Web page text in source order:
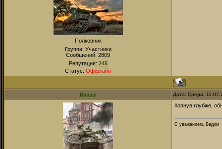
Полковник
Группа: Участники
Сообщений: 2809
Репутация: 245
Статус: Оффлайн
Boonie Дата: Среда,
Копнув глубже,
С уважением, Вадим